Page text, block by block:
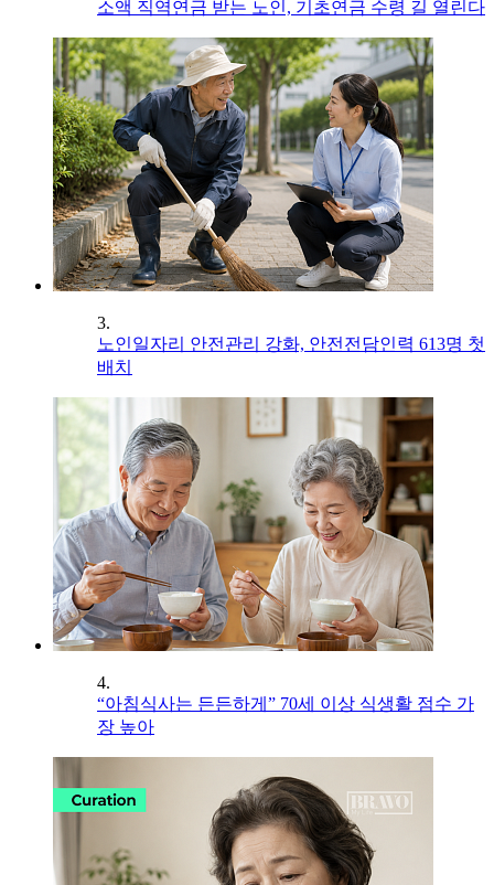
소액 직역연금 받는 노인, 기초연금 수령 길 열린다
3.
노인일자리 안전관리 강화, 안전전담인력 613명 첫
배치
4.
“아침식사는 든든하게” 70세 이상 식생활 점수 가
장 높아